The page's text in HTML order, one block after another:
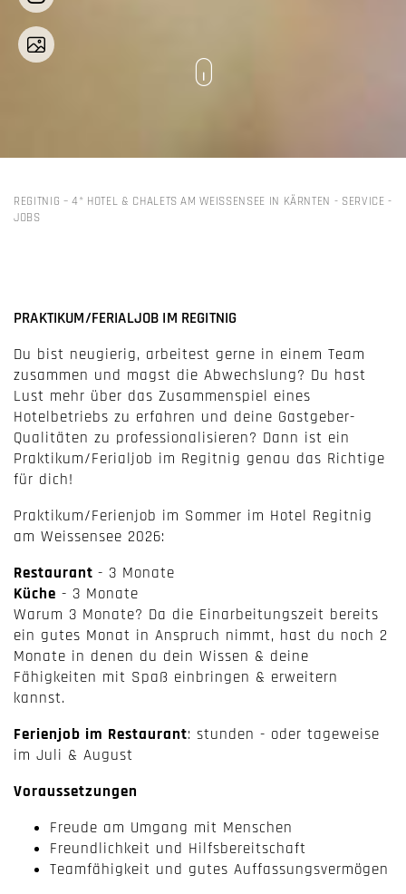
REGITNIG – 4* HOTEL & CHALETS AM WEISSENSEE IN KÄRNTEN - SERVICE -
JOBS
PRAKTIKUM/FERIALJOB IM REGITNIG
Du bist neugierig, arbeitest gerne in einem Team
zusammen und magst die Abwechslung? Du hast
Lust mehr über das Zusammenspiel eines
Hotelbetriebs zu erfahren und deine Gastgeber-
Qualitäten zu professionalisieren? Dann ist ein
Praktikum/Ferialjob im Regitnig genau das Richtige
für dich!
Praktikum/Ferienjob im Sommer im Hotel Regitnig
am Weissensee 2026:
Restaurant - 3 Monate
Küche - 3 Monate
Warum 3 Monate? Da die Einarbeitungszeit bereits
ein gutes Monat in Anspruch nimmt, hast du noch 2
Monate in denen du dein Wissen & deine
Fähigkeiten mit Spaß einbringen & erweitern
kannst.
Ferienjob im Restaurant: stunden - oder tageweise
im Juli & August
Voraussetzungen
Freude am Umgang mit Menschen
Freundlichkeit und Hilfsbereitschaft
Teamfähigkeit und gutes Auffassungsvermögen